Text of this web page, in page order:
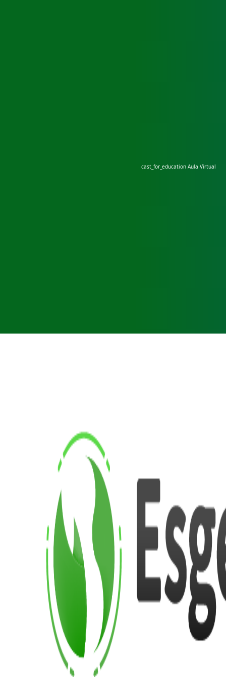
cast_for_education Aula Virtual